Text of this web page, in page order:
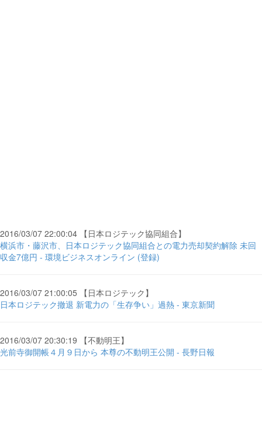
2016/03/07 22:00:04 【日本ロジテック協同組合】
横浜市・藤沢市、日本ロジテック協同組合との電力売却契約解除 未回
収金7億円 - 環境ビジネスオンライン (登録)
2016/03/07 21:00:05 【日本ロジテック】
日本ロジテック撤退 新電力の「生存争い」過熱 - 東京新聞
2016/03/07 20:30:19 【不動明王】
光前寺御開帳４月９日から 本尊の不動明王公開 - 長野日報